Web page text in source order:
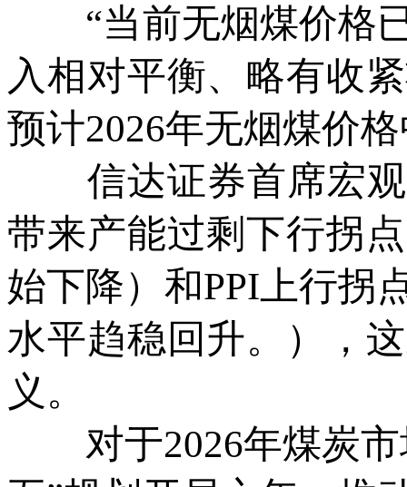
“当前无烟煤价格已
入相对平衡、略有收
预计2026年无烟煤价
信达证券首席宏观
带来产能过剩下行拐
始下降）和PPI上行拐
水平趋稳回升。），
义。
对于2026年煤炭市